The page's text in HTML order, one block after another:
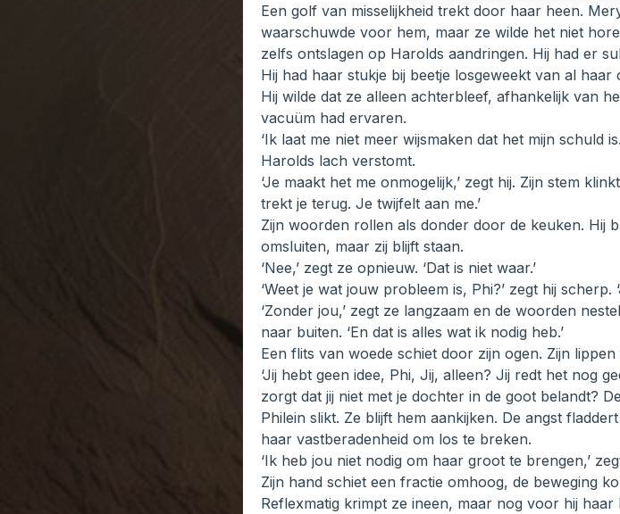
Een golf van misselijkheid trekt door haar heen.
waarschuwde voor hem, maar ze wilde het niet
zelfs ontslagen op Harolds aandringen. Hij had er
Hij had haar stukje bij beetje losgeweekt van al
Hij wilde dat ze alleen achterbleef, afhankelijk van
vacuüm had ervaren.
‘Ik laat me niet meer wijsmaken dat het mijn schuld
Harolds lach verstomt.
‘Je maakt het me onmogelijk,’ zegt hij. Zijn stem
trekt je terug. Je twijfelt aan me.’
Zijn woorden rollen als donder door de keuken. Hij
omsluiten, maar zij blijft staan.
‘Nee,’ zegt ze opnieuw. ‘Dat is niet waar.’
‘Weet je wat jouw probleem is, Phi?’ zegt hij scherp.
‘Zonder jou,’ zegt ze langzaam en de woorden
naar buiten. ‘En dat is alles wat ik nodig heb.’
Een flits van woede schiet door zijn ogen. Zijn
‘Jij hebt geen idee, Phi, Jij, alleen? Jij redt het nog
zorgt dat jij niet met je dochter in de goot belandt?
Philein slikt. Ze blijft hem aankijken. De angst
haar vastberadenheid om los te breken.
‘Ik heb jou niet nodig om haar groot te brengen,’
Zijn hand schiet een fractie omhoog, de beweging
Reflexmatig krimpt ze ineen, maar nog voor hij